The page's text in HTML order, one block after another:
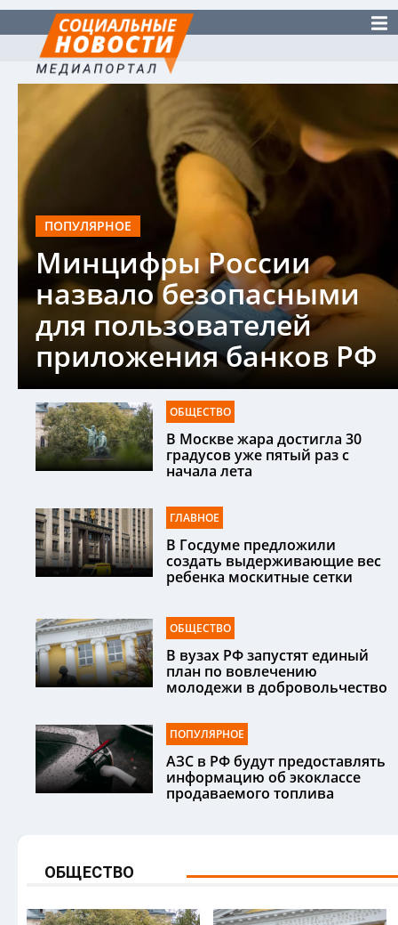
ПОПУЛЯРНОЕ
Минцифры России
назвало безопасными
для пользователей
приложения банков РФ
ОБЩЕСТВО
В Москве жара достигла 30
градусов уже пятый раз с
начала лета
ГЛАВНОЕ
В Госдуме предложили
создать выдерживающие вес
ребенка москитные сетки
ОБЩЕСТВО
В вузах РФ запустят единый
план по вовлечению
молодежи в добровольчество
ПОПУЛЯРНОЕ
АЗС в РФ будут предоставлять
информацию об экоклассе
продаваемого топлива
ОБЩЕСТВО